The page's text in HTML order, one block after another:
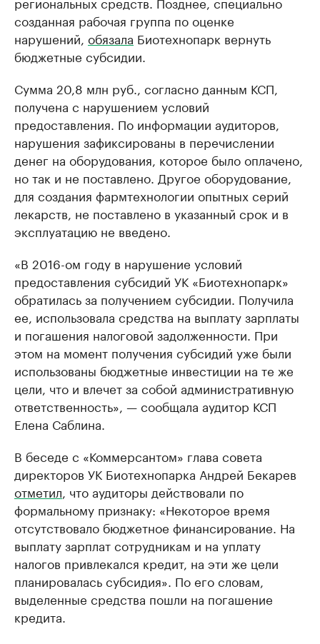
созданная рабочая группа по оценке
нарушений, обязала Биотехнопарк вернуть
бюджетные субсидии.
Сумма 20,8 млн руб., согласно данным КСП,
получена с нарушением условий
предоставления. По информации аудиторов,
нарушения зафиксированы в перечислении
денег на оборудования, которое было оплачено,
но так и не поставлено. Другое оборудование,
для создания фармтехнологии опытных серий
лекарств, не поставлено в указанный срок и в
эксплуатацию не введено.
«В 2016-ом году в нарушение условий
предоставления субсидий УК «Биотехнопарк»
обратилась за получением субсидии. Получила
ее, использовала средства на выплату зарплаты
и погашения налоговой задолженности. При
этом на момент получения субсидий уже были
использованы бюджетные инвестиции на те же
цели, что и влечет за собой административную
ответственность», — сообщала аудитор КСП
Елена Саблина.
В беседе с «Коммерсантом» глава совета
директоров УК Биотехнопарка Андрей Бекарев
отметил, что аудиторы действовали по
формальному признаку: «Некоторое время
отсутствовало бюджетное финансирование. На
выплату зарплат сотрудникам и на уплату
налогов привлекался кредит, на эти же цели
планировалась субсидия». По его словам,
выделенные средства пошли на погашение
кредита.